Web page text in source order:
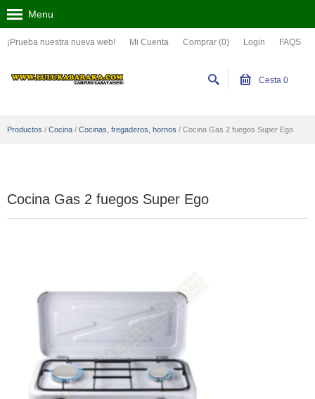
¡Prueba nuestra nueva web! Mi Cuenta Comprar (0) Login FAQS
Menu
Cesta 0
Productos / Cocina / Cocinas, fregaderos, hornos / Cocina Gas 2 fuegos Super Ego
Cocina Gas 2 fuegos Super Ego